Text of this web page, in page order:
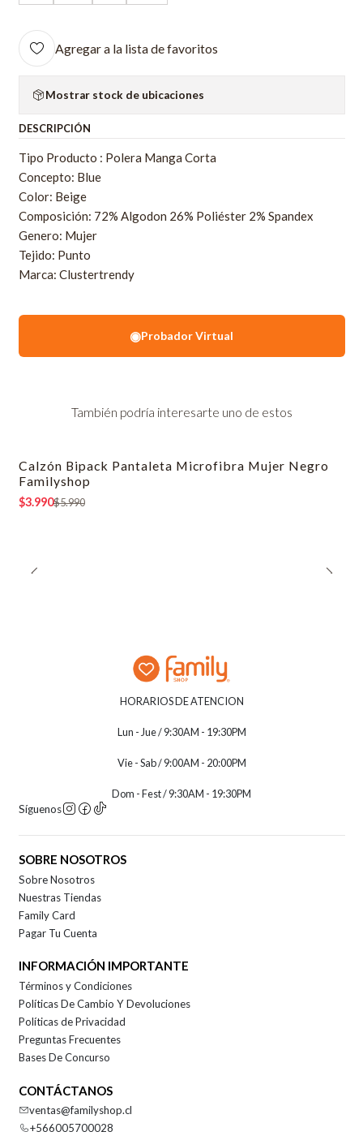
Agregar a la lista de favoritos
Mostrar stock de ubicaciones
DESCRIPCIÓN
Tipo Producto : Polera Manga Corta
Concepto: Blue
Color: Beige
Composición: 72% Algodon 26% Poliéster 2% Spandex
Genero: Mujer
Tejido: Punto
Marca: Clustertrendy
◉Probador Virtual
También podría interesarte uno de estos
-33% OFF
Calzón Bipack Pantaleta Microfibra Mujer Negro
Familyshop
$3.990$5.990
HORARIOS DE ATENCION
Lun - Jue / 9:30AM - 19:30PM
Vie - Sab / 9:00AM - 20:00PM
Dom - Fest / 9:30AM - 19:30PM
Síguenos
SOBRE NOSOTROS
Sobre Nosotros
Nuestras Tiendas
Family Card
Pagar Tu Cuenta
INFORMACIÓN IMPORTANTE
Términos y Condiciones
Políticas De Cambio Y Devoluciones
Políticas de Privacidad
Preguntas Frecuentes
Bases De Concurso
CONTÁCTANOS
ventas@familyshop.cl
+566005700028